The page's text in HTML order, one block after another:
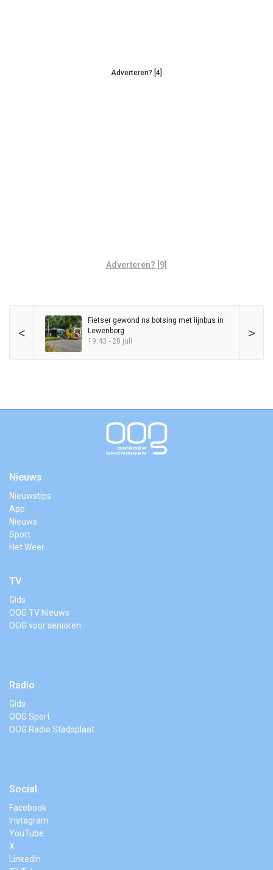
Adverteren? [4]
Adverteren? [9]
< >
Fietser gewond na botsing met lijnbus in
Lewenborg
19:43 - 28 juli
Nieuws
Nieuwstips
App
Nieuws
Sport
Het Weer
TV
Gids
OOG TV Nieuws
OOG voor senioren
Radio
Gids
OOG Sport
OOG Radio Stadsplaat
Social
Facebook
Instagram
YouTube
X
LinkedIn